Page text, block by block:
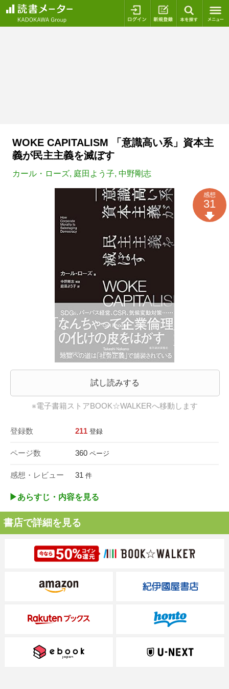
ログイン 新規登録
WOKE CAPITALISM 「意識高い系」資本主
義が民主主義を滅ぼす
カール・ローズ, 庭田よう子, 中野剛志
試し読みする
※電子書籍ストアBOOK☆WALKERへ移動します
登録数 211 登録
ページ数 360 ページ
感想・レビュー 31 件
感想
31
▶︎あらすじ・内容を見る
書店で詳細を見る